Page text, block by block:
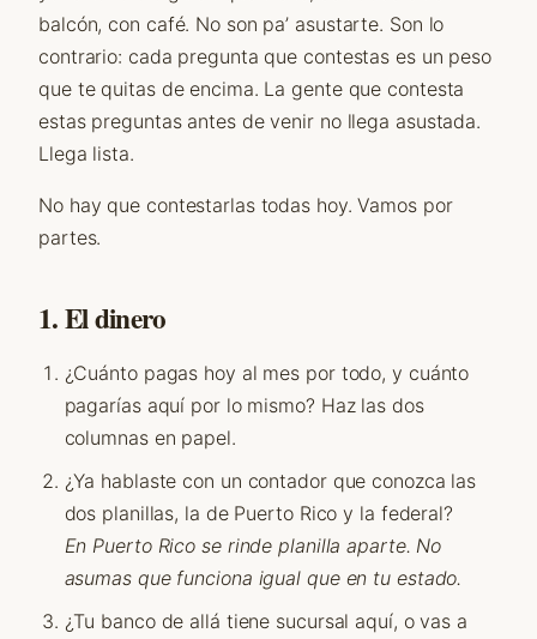
balcón, con café. No son pa’ asustarte. Son lo
contrario: cada pregunta que contestas es un peso
que te quitas de encima. La gente que contesta
estas preguntas antes de venir no llega asustada.
Llega lista.
No hay que contestarlas todas hoy. Vamos por
partes.
1. El dinero
¿Cuánto pagas hoy al mes por todo, y cuánto
pagarías aquí por lo mismo? Haz las dos
columnas en papel.
¿Ya hablaste con un contador que conozca las
dos planillas, la de Puerto Rico y la federal?
En Puerto Rico se rinde planilla aparte. No
asumas que funciona igual que en tu estado.
¿Tu banco de allá tiene sucursal aquí, o vas a